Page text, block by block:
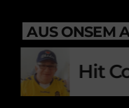
AUS ONSEM
Hit